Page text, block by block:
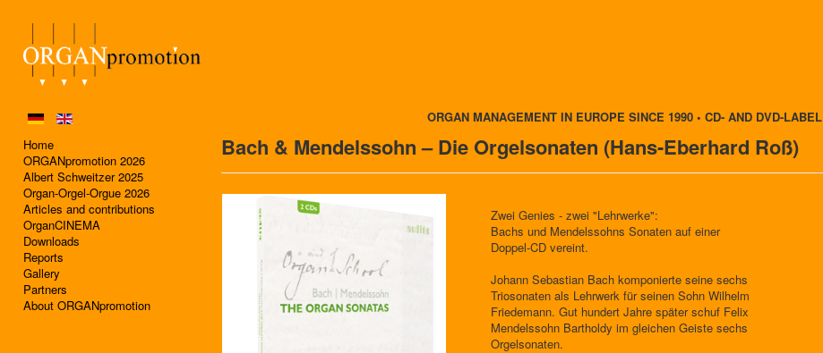
Home
ORGANpromotion 2026
Albert Schweitzer 2025
Organ-Orgel-Orgue 2026
Articles and contributions
OrganCINEMA
Downloads
Reports
Gallery
Partners
About ORGANpromotion
ORGAN MANAGEMENT IN EUROPE SINCE 1990 • CD- AND DVD-LABEL
Bach & Mendelssohn – Die Orgelsonaten (Hans-Eberhard Roß)
Zwei Genies - zwei "Lehrwerke":
Bachs und Mendelssohns Sonaten auf einer
Doppel-CD vereint.
Johann Sebastian Bach komponierte seine sechs
Triosonaten als Lehrwerk für seinen Sohn Wilhelm
Friedemann. Gut hundert Jahre später schuf Felix
Mendelssohn Bartholdy im gleichen Geiste sechs
Orgelsonaten.